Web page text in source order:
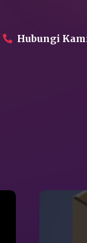
Hubungi